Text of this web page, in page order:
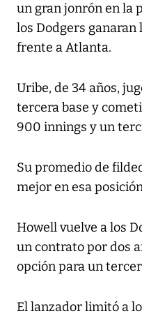
un gran jonrón en la
los Dodgers
frente a Atlanta.
Uribe, de 34 años,
tercera base y
900 innings y un
Su promedio de
mejor en esa
Howell vuelve a los
un contrato por dos
opción para un
El lanzador limitó a